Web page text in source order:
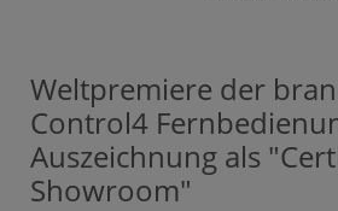
Weltpremiere der
Control4
Auszeichnung als
Showroom"